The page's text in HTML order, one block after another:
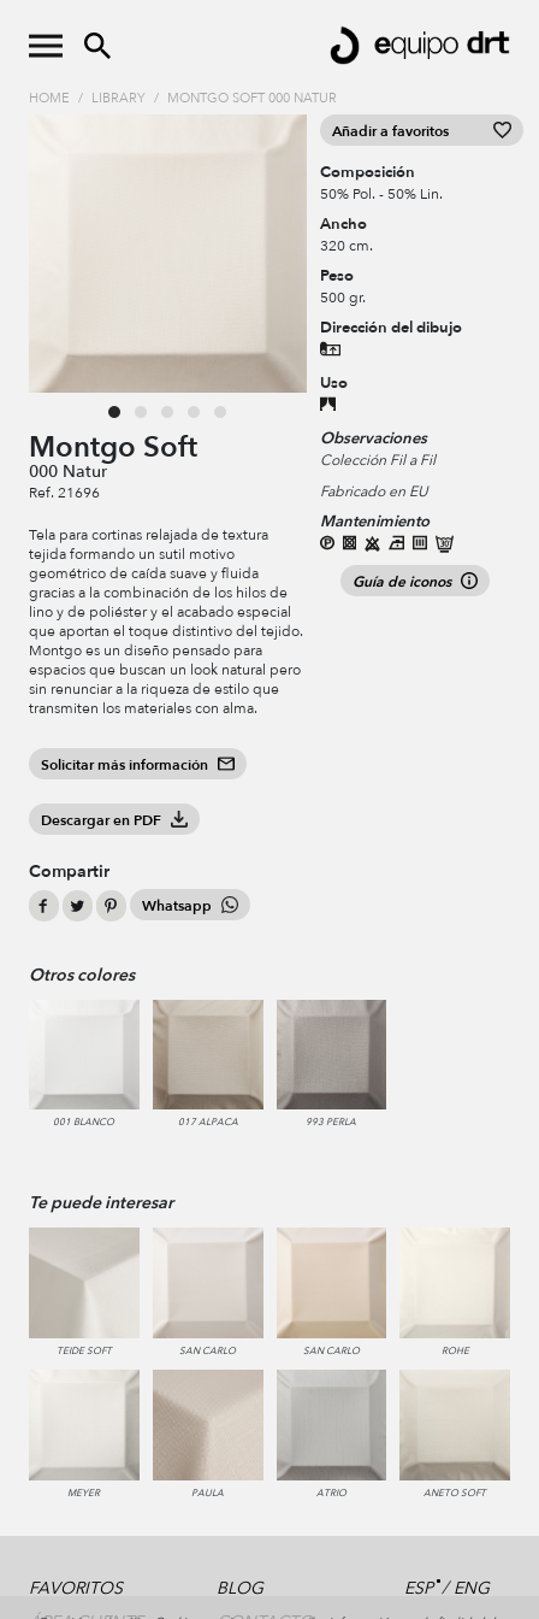
HOME / LIBRARY / MONTGO SOFT 000 NATUR
Montgo Soft
000 Natur
Ref. 21696
Tela para cortinas relajada de textura
tejida formando un sutil motivo
geométrico de caída suave y fluida
gracias a la combinación de los hilos de
lino y de poliéster y el acabado especial
que aportan el toque distintivo del tejido.
Montgo es un diseño pensado para
espacios que buscan un look natural pero
sin renunciar a la riqueza de estilo que
transmiten los materiales con alma.
Solicitar más información
Descargar en PDF
Compartir
Whatsapp
Añadir a favoritos
Composición
50% Pol. - 50% Lin.
Ancho
320 cm.
Peso
500 gr.
Dirección del dibujo
Uso
Observaciones
Colección Fil a Fil
Fabricado en EU
Mantenimiento
Guía de iconos
Otros colores
001 BLANCO 017 ALPACA 993 PERLA
Te puede interesar
TEIDE SOFT SAN CARLO SAN CARLO ROHE
MEYER PAULA ATRIO ANETO SOFT
FAVORITOS
BLOG
ESP/ENG